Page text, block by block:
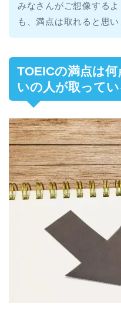
みなさんがご想像する
も、満点は取れると思い
TOEICの満点は
いの人が取ってい